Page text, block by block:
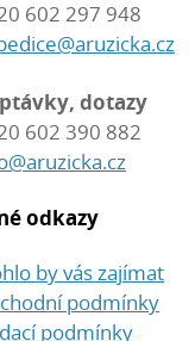
602 297 948
dotazy
602 390 882
odkazy
by vás zajímat
podmínky
podmínky